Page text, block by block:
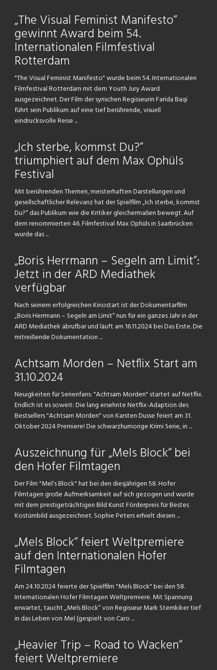
„The Visual Feminist Manifesto“
gewinnt Award beim 54.
Internationalen Filmfestival
Rotterdam
"The Visual Feminist Manifesto" wurde beim 54. Internationalen
Filmfestival Rotterdam mit dem Youth Jury Award
ausgezeichnet. Der Film der syrischen Regisseurin Farida Baqi
führt sein Publikum auf eine tief berührende, visuell
eindrucksvolle Reise ...
„Ich sterbe, kommst Du?“
triumphiert auf dem Max Ophüls
Festival
Mit berührenden Themen, meisterhaften Darstellungen und
gesellschaftlicher Relevanz hat der Spielfilm „Ich sterbe, kommst
Du?“ das Publikum wie die Kritiker gleichermaßen bewegt. Auf
dem renommierten 46. Filmfestival Max Ophüls in Saarbrücken
wurde das ...
„Boris Herrmann – Segeln am Limit“:
Jetzt in der ARD Mediathek
verfügbar
Nach seinem erfolgreichen Kinostart ist der Dokumentarfilm
„Boris Herrmann – Segeln am Limit“ nun für ein ganzes Jahr in der
ARD Mediathek abrufbar und läuft am 16.11.2024 bei Das Erste. Die
mitreißende Dokumentation ...
Achtsam Morden – Netflix Start am
31.10.2024
Neuigkeiten für Serienfans: "Achtsam Morden" startet auf Netflix.
Endlich ist es soweit: Die lang ersehnte Netflix-Adaption des
Bestsellers "Achtsam Morden" von Karsten Dusse feiert am 31.
Oktober 2024 Premiere! Die schwarzhumorige Krimi Serie, in ...
Auszeichnung für „Mels Block“ bei
den Hofer Filmtagen
Der Film "Mel's Block" hat bei den diesjährigen 58. Hofer
Filmtagen große Aufmerksamkeit auf sich gezogen und wurde
mit dem prestigeträchtigen Bild Kunst Förderpreis für Bestes
Kostümbild ausgezeichnet. Sophie Peters erhielt diesen ...
„Mels Block“ feiert Weltpremiere
auf den Internationalen Hofer
Filmtagen
Am 24.10.2024 feierte der Spielfilm "Mels Block" bei den 58.
Internationalen Hofer Filmtagen Weltpremiere. Mit Spannung
erwartet, taucht „Mels Block“ von Regisseur Mark Sternkiker tief
in das Leben von Mel (gespielt von Caro ...
„Heavier Trip – Road to Wacken“
feiert Weltpremiere